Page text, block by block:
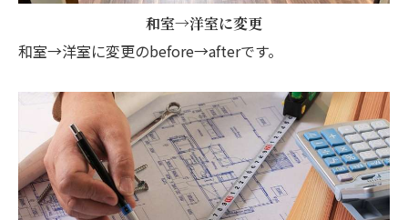
和室→洋室に変更
和室→洋室に変更のbefore→afterです。